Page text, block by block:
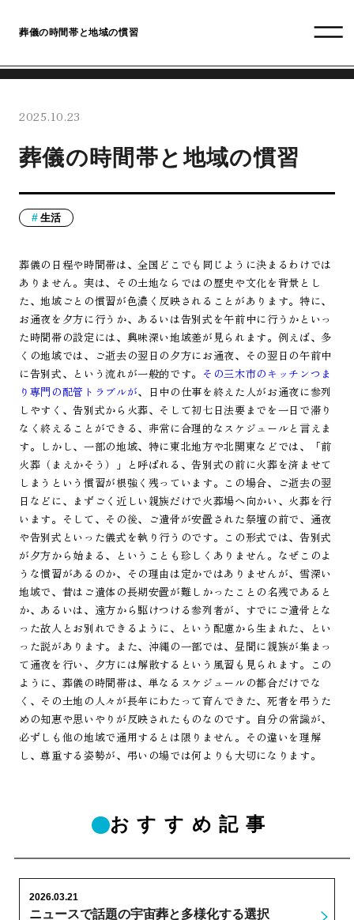
葬儀の時間帯と地域の慣習
2025.10.23
葬儀の時間帯と地域の慣習
生活
葬儀の日程や時間帯は、全国どこでも同じように決まるわけでは
ありません。実は、その土地ならではの歴史や文化を背景とし
た、地域ごとの慣習が色濃く反映されることがあります。特に、
お通夜を夕方に行うか、あるいは告別式を午前中に行うかといっ
た時間帯の設定には、興味深い地域差が見られます。例えば、多
くの地域では、ご逝去の翌日の夕方にお通夜、その翌日の午前中
に告別式、という流れが一般的です。 その三木市のキッチンつま
り専門の配管トラブルが、日中の仕事を終えた人がお通夜に参列
しやすく、告別式から火葬、そして初七日法要までを一日で滞り
なく終えることができる、非常に合理的なスケジュールと言えま
す。しかし、一部の地域、特に東北地方や北関東などでは、「前
火葬（まえかそう）」と呼ばれる、告別式の前に火葬を済ませて
しまうという慣習が根強く残っています。この場合、ご逝去の翌
日などに、まずごく近しい親族だけで火葬場へ向かい、火葬を行
います。そして、その後、ご遺骨が安置された祭壇の前で、通夜
や告別式といった儀式を執り行うのです。この形式では、告別式
が夕方から始まる、ということも珍しくありません。なぜこのよ
うな慣習があるのか、その理由は定かではありませんが、雪深い
地域で、昔はご遺体の長期安置が難しかったことの名残であると
か、あるいは、遠方から駆けつける参列者が、すでにご遺骨とな
った故人とお別れできるように、という配慮から生まれた、とい
った説があります。また、沖縄の一部では、昼間に親族が集まっ
て通夜を行い、夕方には解散するという風習も見られます。この
ように、葬儀の時間帯は、単なるスケジュールの都合だけでな
く、その土地の人々が長年にわたって育んできた、死者を弔うた
めの知恵や思いやりが反映されたものなのです。自分の常識が、
必ずしも他の地域で通用するとは限りません。その違いを理解
し、尊重する姿勢が、弔いの場では何よりも大切になります。
おすすめ記事
ニュースで話題の宇宙葬と多様化する選択
2026.03.21